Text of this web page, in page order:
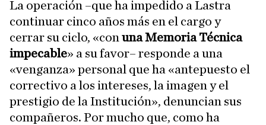
La operación –que ha impedido a Lastra
continuar cinco años más en el cargo y
cerrar su ciclo, «con una Memoria Técnica
impecable» a su favor– responde a una
«venganza» personal que ha «antepuesto el
correctivo a los intereses, la imagen y el
prestigio de la Institución», denuncian sus
compañeros. Por mucho que, como ha